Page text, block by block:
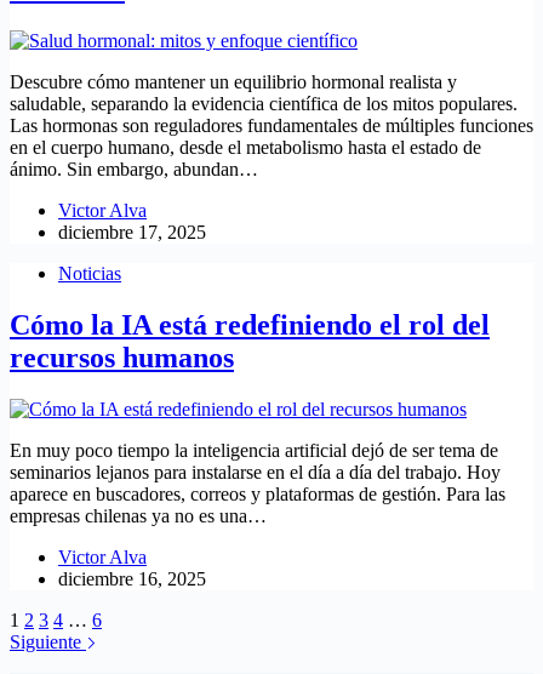
Descubre cómo mantener un equilibrio hormonal realista y
saludable, separando la evidencia científica de los mitos populares.
Las hormonas son reguladores fundamentales de múltiples funciones
en el cuerpo humano, desde el metabolismo hasta el estado de
ánimo. Sin embargo, abundan…
Victor Alva
diciembre 17, 2025
Noticias
Cómo la IA está redefiniendo el rol del
recursos humanos
En muy poco tiempo la inteligencia artificial dejó de ser tema de
seminarios lejanos para instalarse en el día a día del trabajo. Hoy
aparece en buscadores, correos y plataformas de gestión. Para las
empresas chilenas ya no es una…
Victor Alva
diciembre 16, 2025
1 2 3 4 … 6
Siguiente